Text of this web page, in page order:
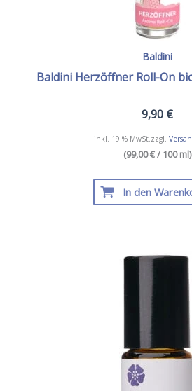
Baldini
Baldini Herzöffner Roll-On
9,90 €
inkl. 19 % MwSt. zzgl.
(99,00 € / 100 ml)
In den